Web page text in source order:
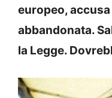
europeo, accusa
abbandonata.
la Legge.